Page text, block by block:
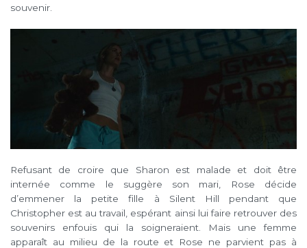
souvenir.
Refusant de croire que Sharon est malade et doit être
internée comme le suggère son mari, Rose décide
d’emmener la petite fille à Silent Hill pendant que
Christopher est au travail, espérant ainsi lui faire retrouver des
souvenirs enfouis qui la soigneraient. Mais une femme
apparaît au milieu de la route et Rose ne parvient pas à